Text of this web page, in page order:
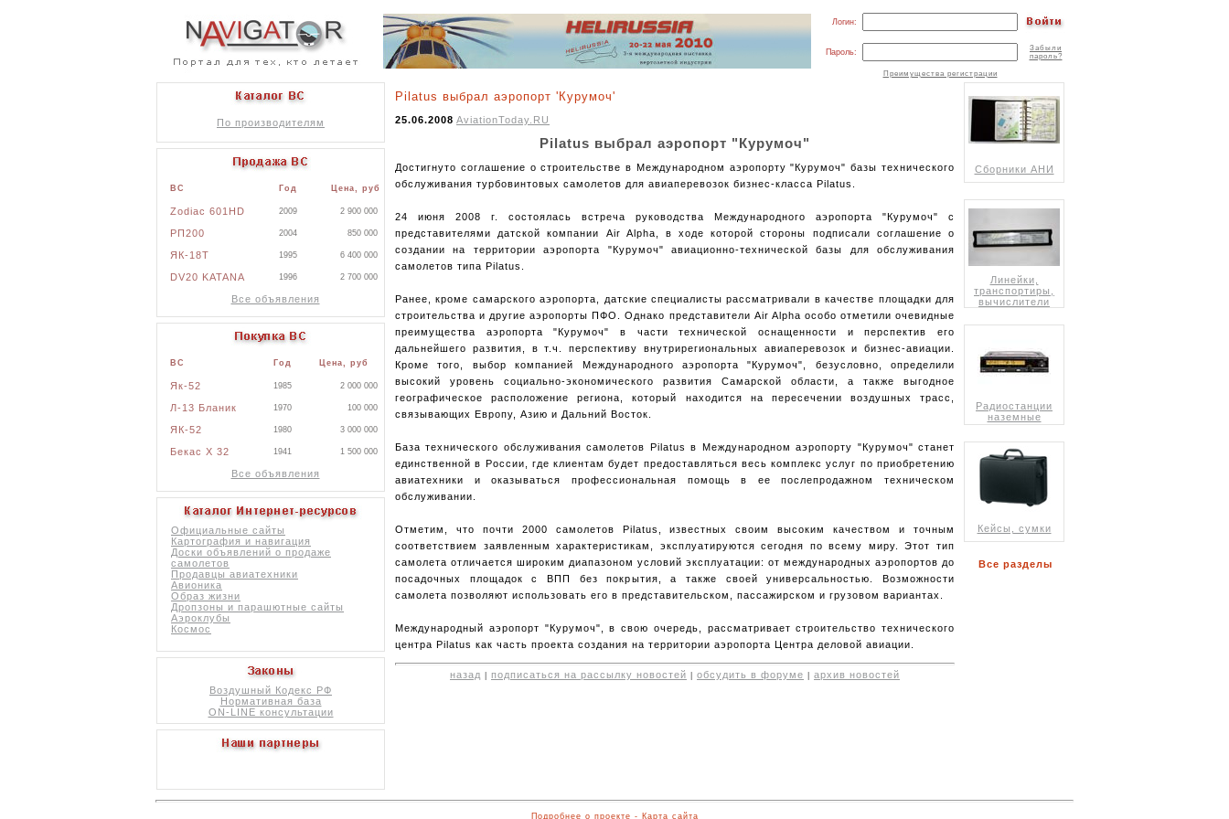
Логин:
Пароль:
Забыли
пароль?
Преимущества регистрации
По производителям
ВС Год Цена, руб
Zodiac 601HD 2009 2 900 000
РП200 2004 850 000
ЯК-18Т 1995 6 400 000
DV20 KATANA 1996 2 700 000
Все объявления
ВС Год Цена, руб
Як-52 1985 2 000 000
Л-13 Бланик 1970 100 000
ЯК-52 1980 3 000 000
Бекас X 32 1941 1 500 000
Все объявления
Официальные сайты
Картография и навигация
Доски объявлений о продаже
самолетов
Продавцы авиатехники
Авионика
Образ жизни
Дропзоны и парашютные сайты
Аэроклубы
Космос
Воздушный Кодекс РФ
Нормативная база
ON-LINE консультации
Pilatus выбрал аэропорт 'Курумоч'
25.06.2008 AviationToday.RU
Pilatus выбрал аэропорт "Курумоч"
Достигнуто соглашение о строительстве в Международном аэропорту "Курумоч" базы технического
обслуживания турбовинтовых самолетов для авиаперевозок бизнес-класса Pilatus.
24 июня 2008 г. состоялась встреча руководства Международного аэропорта "Курумоч" с
представителями датской компании Air Alpha, в ходе которой стороны подписали соглашение о
создании на территории аэропорта "Курумоч" авиационно-технической базы для обслуживания
самолетов типа Pilatus.
Ранее, кроме самарского аэропорта, датские специалисты рассматривали в качестве площадки для
строительства и другие аэропорты ПФО. Однако представители Air Alpha особо отметили очевидные
преимущества аэропорта "Курумоч" в части технической оснащенности и перспектив его
дальнейшего развития, в т.ч. перспективу внутрирегиональных авиаперевозок и бизнес-авиации.
Кроме того, выбор компанией Международного аэропорта "Курумоч", безусловно, определили
высокий уровень социально-экономического развития Самарской области, а также выгодное
географическое расположение региона, который находится на пересечении воздушных трасс,
связывающих Европу, Азию и Дальний Восток.
База технического обслуживания самолетов Pilatus в Международном аэропорту "Курумоч" станет
единственной в России, где клиентам будет предоставляться весь комплекс услуг по приобретению
авиатехники и оказываться профессиональная помощь в ее послепродажном техническом
обслуживании.
Отметим, что почти 2000 самолетов Pilatus, известных своим высоким качеством и точным
соответствием заявленным характеристикам, эксплуатируются сегодня по всему миру. Этот тип
самолета отличается широким диапазоном условий эксплуатации: от международных аэропортов до
посадочных площадок с ВПП без покрытия, а также своей универсальностью. Возможности
самолета позволяют использовать его в представительском, пассажирском и грузовом вариантах.
Международный аэропорт "Курумоч", в свою очередь, рассматривает строительство технического
центра Pilatus как часть проекта создания на территории аэропорта Центра деловой авиации.
назад подписаться на рассылку новостей обсудить в форуме архив новостей
Сборники АНИ
Линейки,
транспортиры,
вычислители
Радиостанции
наземные
Кейсы, сумки
Все разделы
Подробнее о проекте - Карта сайта